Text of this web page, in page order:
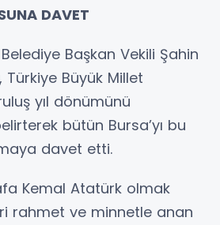
DAVET
Başkan Vekili Şahin
Türkiye Büyük Millet
yıl dönümünü
bütün Bursa’yı bu
davet etti.
Kemal Atatürk olmak
rahmet ve minnetle anan